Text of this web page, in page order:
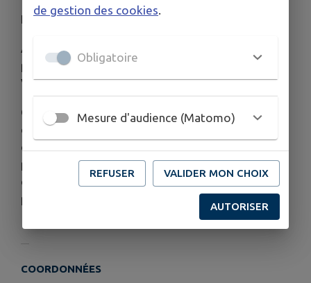
Les Véhicules de Fournès
Afin de contribuer au financement de ce nouveau
projet, l'association organise la
Véhicules de Fournès, le5 septembre 2026.
Cette manifestation rassemble passionnés et
curieux autour des véhicules anciens et de
collection, dans un esprit de convivialité et de
partage. Les fonds récoltés permettront
d'accompagner la préparation de la prochaine
participation au 4L Trophy.
COORDONNÉES
de gestion des cookies
Obligatoire
Mesure d'audience (Matomo)
REFUSER VALIDER MON CHOIX
AUTORISER